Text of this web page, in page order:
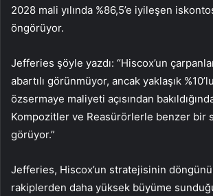
2028 mali yılında %86,5’e iyileşen
öngörüyor.
Jefferies şöyle yazdı: “Hiscox’un
abartılı görünmüyor, ancak yaklaşık
özsermaye maliyeti açısından
Kompozitler ve Reasürörlerle benzer bir
görüyor.”
Jefferies, Hiscox’un stratejisinin
rakiplerden daha yüksek büyüme